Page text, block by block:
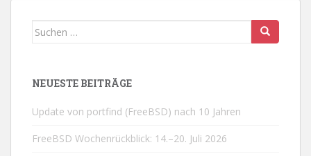
Suchen
NEUESTE BEITRÄGE
Update von portfind (FreeBSD) nach 10 Jahren
FreeBSD Wochenrückblick: 14.–20. Juli 2026